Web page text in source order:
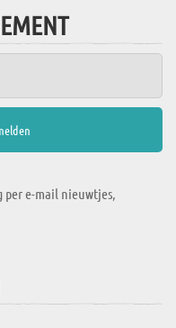
per e-mail nieuwtjes,